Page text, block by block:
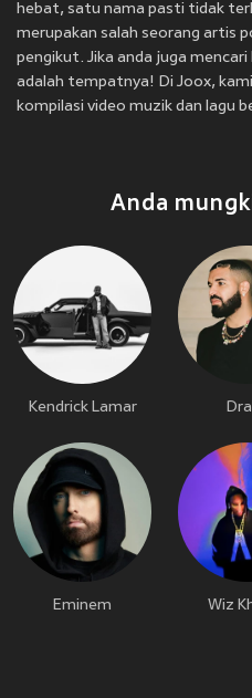
hebat, satu nama pasti tidak
merupakan salah seorang artis
pengikut. Jika anda juga
adalah tempatnya! Di Joox,
kompilasi video muzik dan lagu
Anda
Kendrick Lamar
Eminem Wiz